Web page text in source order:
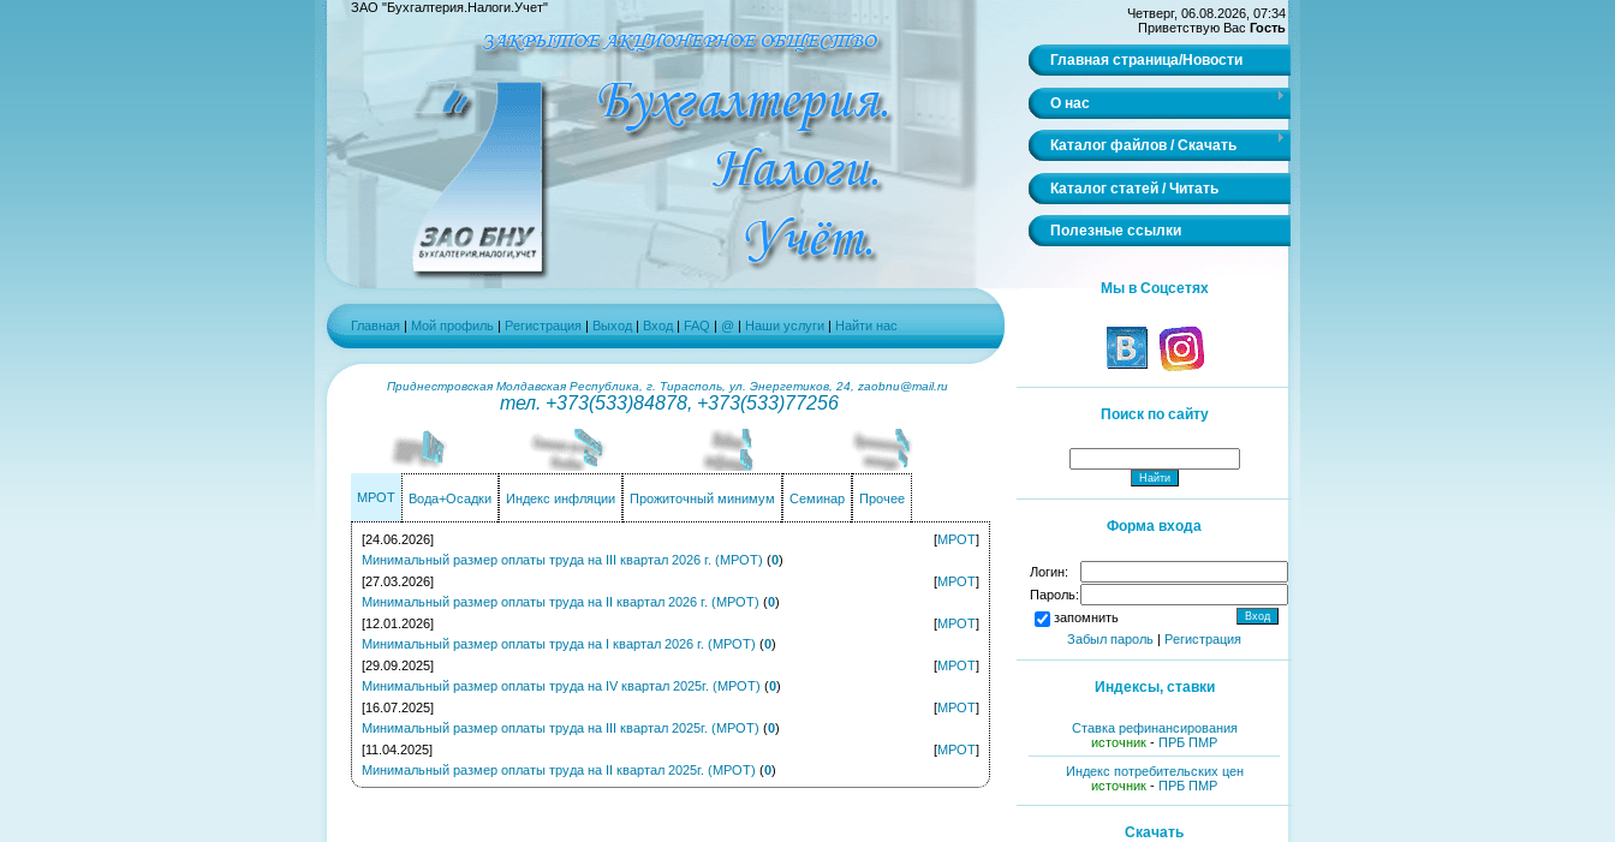
ЗАО "Бухгалтерия.Налоги.Учет"
Главная | Мой профиль | Регистрация | Выход | Вход | FAQ | @ | Наши услуги | Найти нас
Приднестровская Молдавская Республика, г. Тирасполь, ул. Энергетиков, 24, zaobnu@mail.ru
тел. +373(533)84878, +373(533)77256
МРОТ Вода+Осадки Индекс инфляции Прожиточный минимум Семинар Прочее
[24.06.2026] [МРОТ]
Минимальный размер оплаты труда на III квартал 2026 г. (МРОТ) (0)
[27.03.2026]
[МРОТ]
Минимальный размер оплаты труда на II квартал 2026 г. (МРОТ) (0)
[12.01.2026]
[МРОТ]
Минимальный размер оплаты труда на I квартал 2026 г. (МРОТ) (0)
[29.09.2025]
[МРОТ]
Минимальный размер оплаты труда на IV квартал 2025г. (МРОТ) (0)
[16.07.2025]
[МРОТ]
Минимальный размер оплаты труда на III квартал 2025г. (МРОТ) (0)
[11.04.2025]
[МРОТ]
Минимальный размер оплаты труда на II квартал 2025г. (МРОТ) (0)
Четверг, 06.08.2026, 07:34
Приветствую Вас Гость
Главная страница/Новости
О нас
Каталог файлов / Скачать
Каталог статей / Читать
Полезные ссылки
Мы в Соцсетях
Поиск по сайту
Форма входа
Логин:
Пароль:
запомнить
Забыл пароль | Регистрация
Индексы, ставки
Ставка рефинансирования
источник - ПРБ ПМР
Индекс потребительских цен
источник - ПРБ ПМР
Скачать